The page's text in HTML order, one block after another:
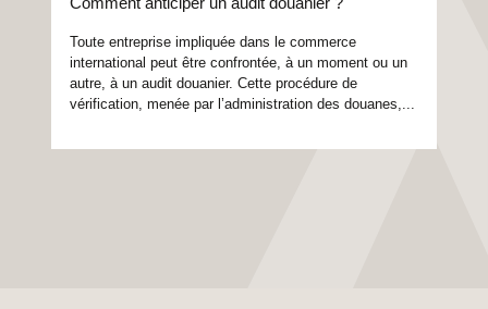
Toute entreprise impliquée dans le commerce
international peut être confrontée, à un moment ou un
autre, à un audit douanier. Cette procédure de
vérification, menée par l’administration des douanes,...